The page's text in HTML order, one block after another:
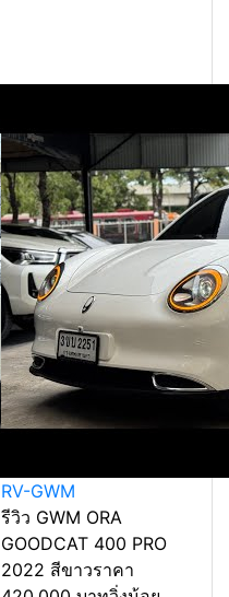
RV-GWM
รีวิว GWM ORA
GOODCAT 400 PRO
2022 สีขาวราคา